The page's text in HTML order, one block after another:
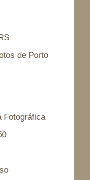
de Porto
Fotográfica